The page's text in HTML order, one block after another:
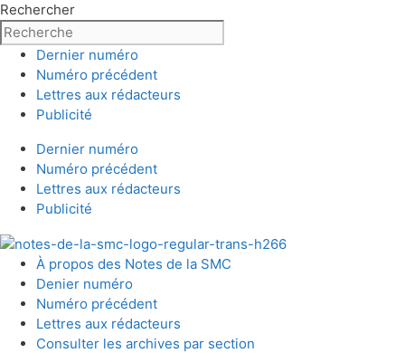
Rechercher
Dernier numéro
Numéro précédent
Lettres aux rédacteurs
Publicité
Dernier numéro
Numéro précédent
Lettres aux rédacteurs
Publicité
À propos des Notes de la SMC
Denier numéro
Numéro précédent
Lettres aux rédacteurs
Consulter les archives par section